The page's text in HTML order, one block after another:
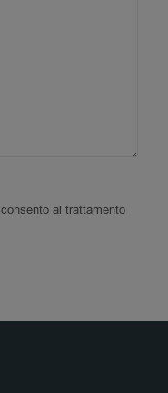
al trattamento